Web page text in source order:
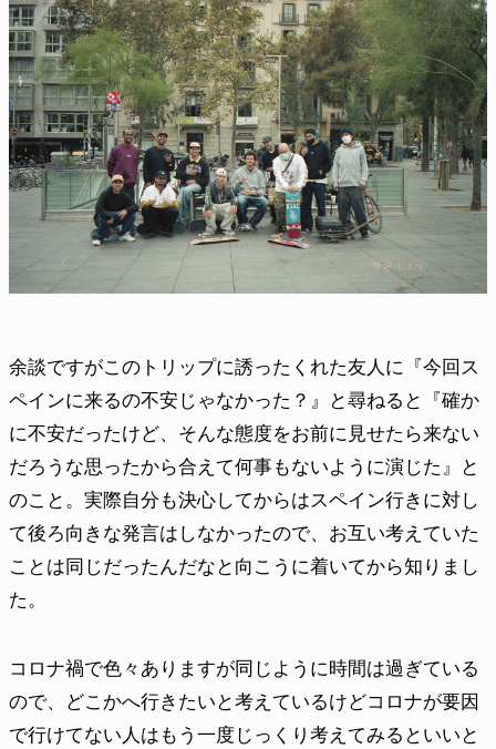
余談ですがこのトリップに誘ったくれた友人に『今回ス
ペインに来るの不安じゃなかった？』と尋ねると『確か
に不安だったけど、そんな態度をお前に見せたら来ない
だろうな思ったから合えて何事もないように演じた』と
のこと。実際自分も決心してからはスペイン行きに対し
て後ろ向きな発言はしなかったので、お互い考えていた
ことは同じだったんだなと向こうに着いてから知りまし
た。
コロナ禍で色々ありますが同じように時間は過ぎている
ので、どこかへ行きたいと考えているけどコロナが要因
で行けてない人はもう一度じっくり考えてみるといいと